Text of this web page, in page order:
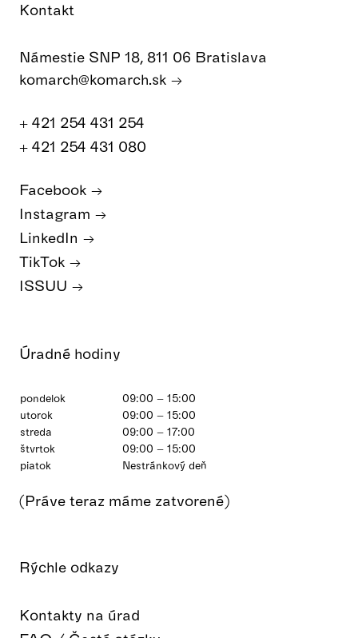
Rýchle odkazy
Kontakty na úrad
Úradné hodiny
pondelok
09:00 – 15:00
utorok
09:00 – 15:00
streda
09:00 – 17:00
štvrtok
09:00 – 15:00
piatok
Nestránkový deň
(Práve teraz máme zatvorené)
Kontakt
Námestie SNP 18, 811 06 Bratislava
komarch@komarch.sk
+ 421 254 431 254
+ 421 254 431 080
Facebook
Instagram
LinkedIn
TikTok
ISSUU